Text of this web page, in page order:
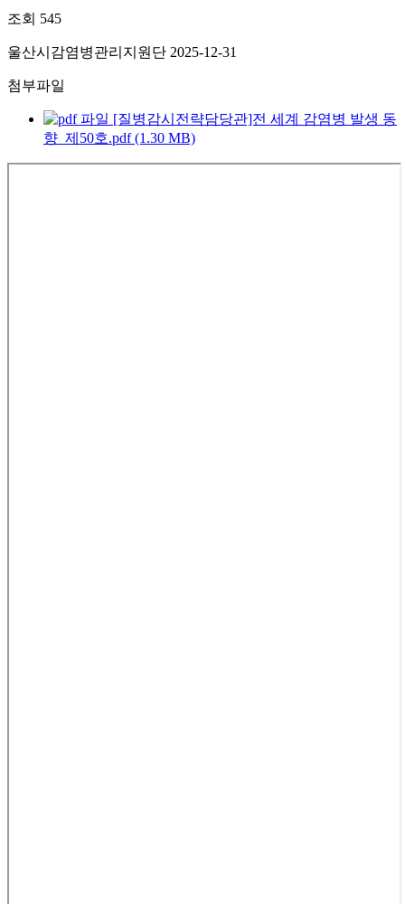
조회 545
울산시감염병관리지원단 2025-12-31
첨부파일
[질병감시전략담당관]전 세계 감염병 발생 동
향_제50호.pdf (1.30 MB)